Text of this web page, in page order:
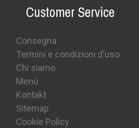
Customer Service
Consegna
Termini e condizioni d'uso
Chi siamo
Menù
Kontakt
Sitemap
Cookie Policy